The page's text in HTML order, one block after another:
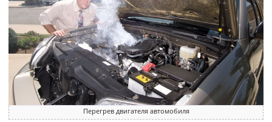
Перегрев двигателя автомобиля